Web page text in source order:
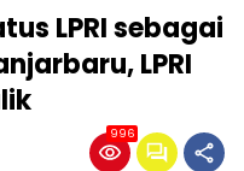
LPRI sebagai
LPRI
996